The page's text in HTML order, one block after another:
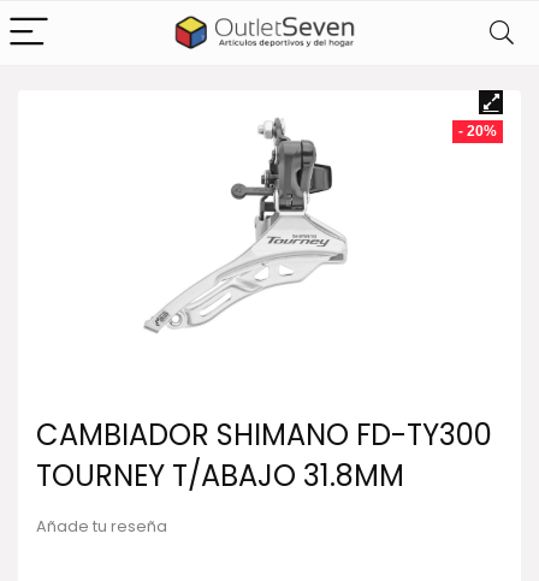
- 20%
CAMBIADOR SHIMANO FD-TY300
TOURNEY T/ABAJO 31.8MM
Añade tu reseña